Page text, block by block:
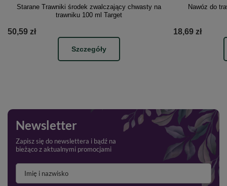
Starane Trawniki środek zwalczający chwasty na
trawniku 100 ml Target
50,59 zł
Szczegóły
Nawóz do
18,69 zł
Newsletter
Zapisz się do newslettera i bądź na
bieżąco z aktualnymi promocjami